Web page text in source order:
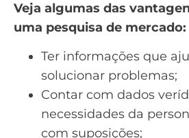
Veja algumas das
uma pesquisa de mercado:
Ter informações que
solucionar problemas;
Contar com dados
necessidades da
com suposições;